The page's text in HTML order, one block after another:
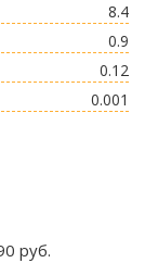
8.4
0.9
0.12
0.001
руб.